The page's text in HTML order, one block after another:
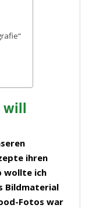
will
ihren
wollte ich
Bildmaterial
Fotos war